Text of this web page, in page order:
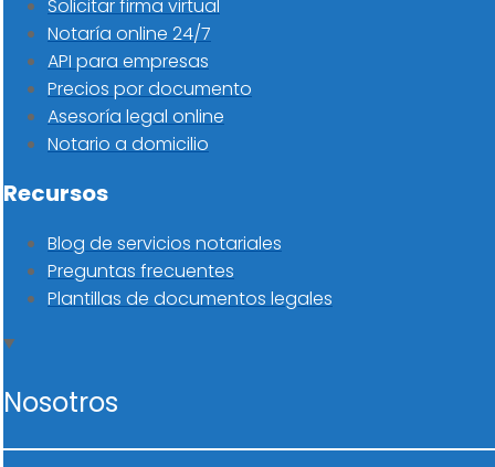
Solicitar firma virtual
Notaría online 24/7
API para empresas
Precios por documento
Asesoría legal online
Notario a domicilio
Recursos
Blog de servicios notariales
Preguntas frecuentes
Plantillas de documentos legales
Nosotros